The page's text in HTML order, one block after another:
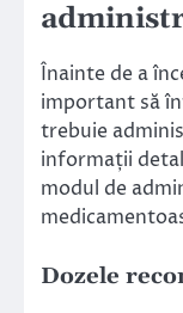
Înainte de a
important să
trebuie
informații
modul de
Dozele